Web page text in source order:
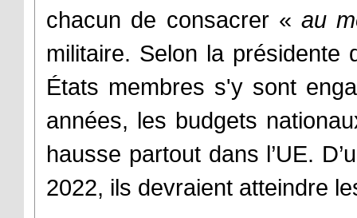
chacun de consacrer « au
militaire. Selon la présidente
États membres s'y sont
années, les budgets
hausse partout dans l’UE.
2022, ils devraient atteindre